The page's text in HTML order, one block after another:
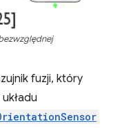
fuzji, który